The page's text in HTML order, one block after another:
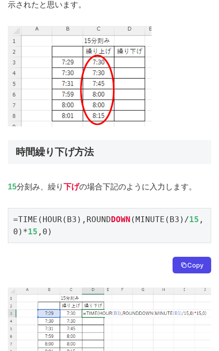
示されたと思います。
時間繰り下げ方法
15分刻み、繰り 下げの場合下記のように入力します。
=TIME(HOUR(B3),ROUNDDOWN (MINUTE(B3)/15 ,
0)*15 ,0)
Copy